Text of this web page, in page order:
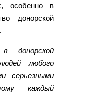
особенно в
донорской
донорской
любого
серьезными
каждый